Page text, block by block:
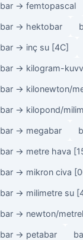
bar → femtopascal
bar → hektobar
bar → inç su [4C]
bar → kilogram-
bar → kilonewton/
bar → kilopond/
bar → megabar
bar → metre hava
bar → mikron civa
bar → milimetre su
bar → newton/
bar → petabar